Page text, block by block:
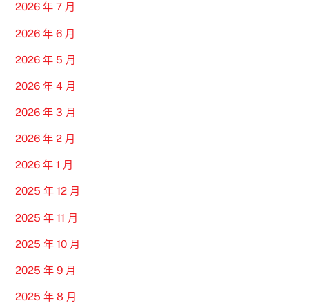
2026 年 7 月
2026 年 6 月
2026 年 5 月
2026 年 4 月
2026 年 3 月
2026 年 2 月
2026 年 1 月
2025 年 12 月
2025 年 11 月
2025 年 10 月
2025 年 9 月
2025 年 8 月